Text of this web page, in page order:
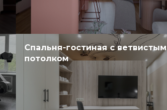
Спальня-гостиная с ветвистым
потолком